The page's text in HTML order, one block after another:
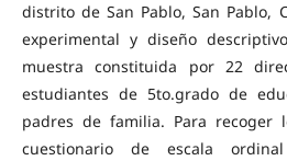
distrito de San Pablo, San Pablo,
experimental y diseño
muestra constituida por 22
estudiantes de 5to.grado de
padres de familia. Para recoger
cuestionario de escala